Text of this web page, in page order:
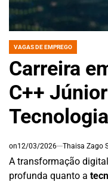
POSTED
VAGAS DE EMPREGO
Carreira
C++
on12/03/2026 Thaisa Zago
A transformação
profunda quanto a